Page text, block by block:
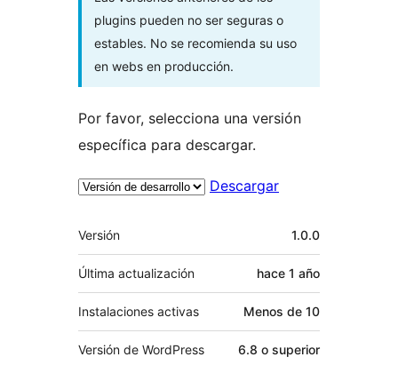
plugins pueden no ser seguras o
estables. No se recomienda su uso
en webs en producción.
Por favor, selecciona una versión
específica para descargar.
Descargar
Meta
Versión 1.0.0
Última actualización hace 1 año
Instalaciones activas Menos de 10
Versión de WordPress 6.8 o superior